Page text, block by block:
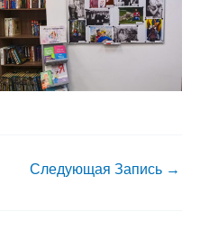
Следующая Запись →